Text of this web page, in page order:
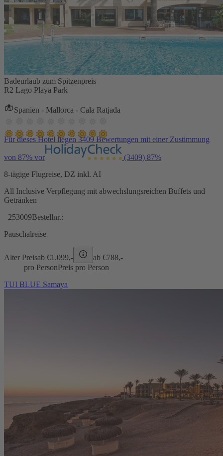
Badeurlaub zum Spitzenpreis
R2 Lago Playa Park
Spanien - Mallorca - Cala Ratjada
Für dieses Hotel liegen 3409 Bewertungen mit einer Zustimmung
von 87% vor (3409) 87%
8-tägige Flugreise, DZ inkl. AI
All Inclusive Verpflegung mit abwechslungsreichen Buffets und
Getränken
253009Bestellnr.:
Pauschalreise
Alter Preisab €1.099,- ab €788,-
pro PersonPreis pro Person
TUI BLUE Samaya